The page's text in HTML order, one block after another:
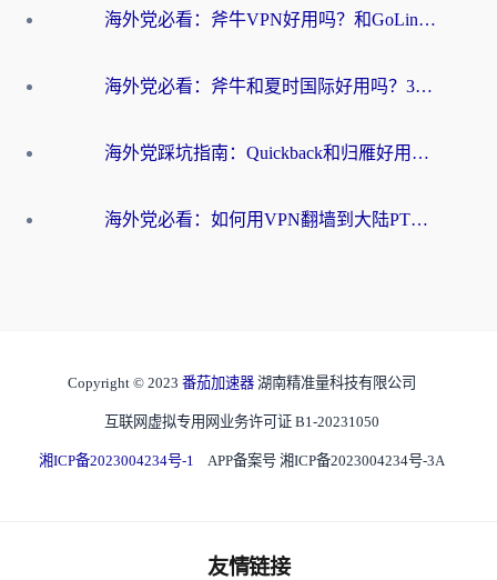
海外党必看：斧牛VPN好用吗？和GoLinkVPN对比哪个回国效果更好？
海外党必看：斧牛和夏时国际好用吗？3步选对回国加速器，无缝刷国内资源
海外党踩坑指南：Quickback和归雁好用吗？选对加速器才能无缝刷国内资源
海外党必看：如何用VPN翻墙到大陆PTT？一篇解决你所有回国加速痛点
Copyright © 2023 番茄加速器 湖南精准量科技有限公司
互联网虚拟专用网业务许可证 B1-20231050
湘ICP备2023004234号-1 APP备案号 湘ICP备2023004234号-3A
友情链接